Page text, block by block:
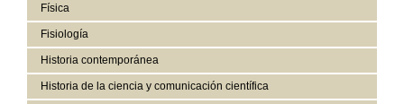
Física
Fisiología
Historia contemporánea
Historia de la ciencia y comunicación científica